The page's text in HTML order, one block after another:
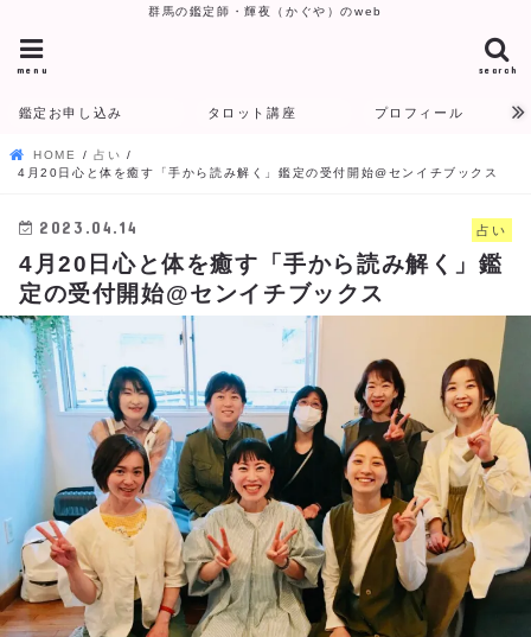
群馬の鑑定師・輝夜（かぐや）のweb
search
menu
鑑定お申し込み タロット講座 プロフィール
HOME
占い
4月20日心と体を癒す「手から読み解く」鑑定の受付開始@センイチブックス
占い
2023.04.14
4月20日心と体を癒す「手から読み解く」鑑
定の受付開始@センイチブックス